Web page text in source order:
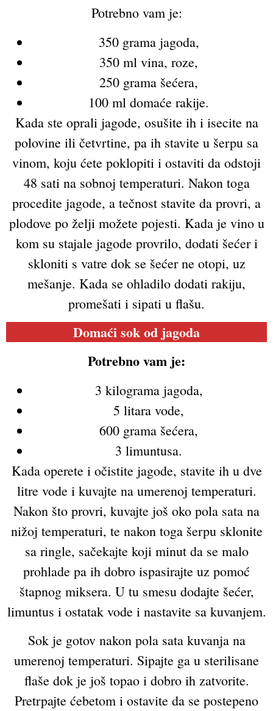
Potrebno vam je:
350 grama jagoda,
350 ml vina, roze,
250 grama šećera,
100 ml domaće rakije.
Kada ste oprali jagode, osušite ih i isecite na
polovine ili četvrtine, pa ih stavite u šerpu sa
vinom, koju ćete poklopiti i ostaviti da odstoji
48 sati na sobnoj temperaturi. Nakon toga
procedite jagode, a tečnost stavite da provri, a
plodove po želji možete pojesti. Kada je vino u
kom su stajale jagode provrilo, dodati šećer i
skloniti s vatre dok se šećer ne otopi, uz
mešanje. Kada se ohladilo dodati rakiju,
promešati i sipati u flašu.
Domaći sok od jagoda
Potrebno vam je:
3 kilograma jagoda,
5 litara vode,
600 grama šećera,
3 limuntusa.
Kada operete i očistite jagode, stavite ih u dve
litre vode i kuvajte na umerenoj temperaturi.
Nakon što provri, kuvajte još oko pola sata na
nižoj temperaturi, te nakon toga šerpu sklonite
sa ringle, sačekajte koji minut da se malo
prohlade pa ih dobro ispasirajte uz pomoć
štapnog miksera. U tu smesu dodajte šećer,
limuntus i ostatak vode i nastavite sa kuvanjem.
Sok je gotov nakon pola sata kuvanja na
umerenoj temperaturi. Sipajte ga u sterilisane
flaše dok je još topao i dobro ih zatvorite.
Pretrpajte ćebetom i ostavite da se postepeno